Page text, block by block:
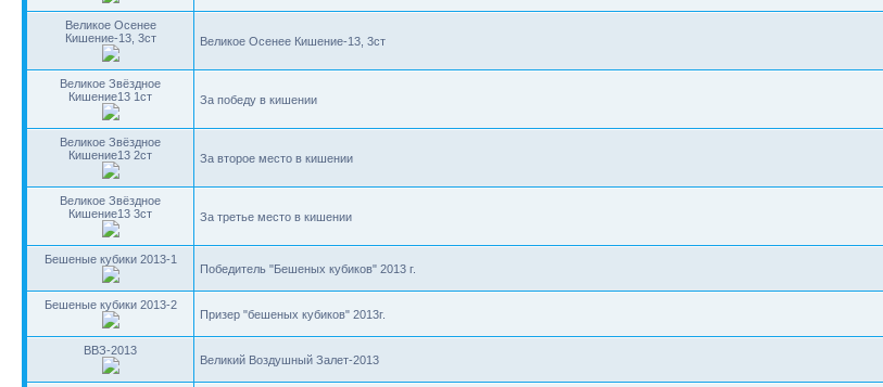
Великое Осенее
Кишение-13, 3ст
Великое Осенее Кишение-13, 3ст
Великое Звёздное
Кишение13 1ст
За победу в кишении
Великое Звёздное
Кишение13 2ст
За второе место в кишении
Великое Звёздное
Кишение13 3ст
За третье место в кишении
Бешеные кубики 2013-1
Победитель "Бешеных кубиков" 2013 г.
Бешеные кубики 2013-2
Призер "бешеных кубиков" 2013г.
ВВЗ-2013
Великий Воздушный Залет-2013